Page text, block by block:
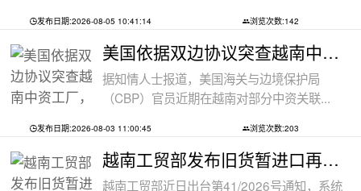
发布日期:2026-08-05 10:41:14 浏览次数:142
美国依据双边协议突查越南中资工厂，三
据知情人士报道，美国海关与边境保护局
（CBP）官员近期在越南对部分中资关联...
发布日期:2026-08-03 11:00:45 浏览次数:203
越南工贸部发布旧货暂进口再出口新规：
越南工贸部近日出台第41/2026号通知，系统